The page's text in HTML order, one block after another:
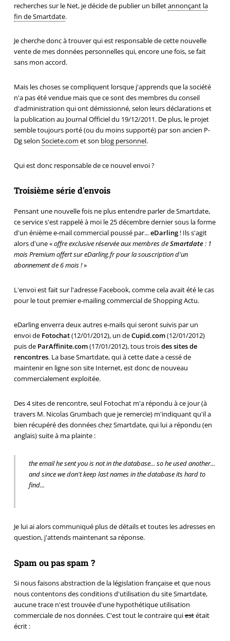
recherches sur le Net, je décide de publier un billetannonçant la
fin de Smartdate.
Je cherche donc à trouver qui est responsable de cette nouvelle
vente de mes données personnelles qui, encore une fois, se fait
sans mon accord.
Mais les choses se compliquent lorsque j'apprends que la société
n'a pas été vendue mais que ce sont des membres du conseil
d'administration qui ont démissionné, selon leurs déclarations et
la publication au Journal Officiel du 19/12/2011. De plus, le projet
semble toujours porté (ou du moins supporté) par son ancien P-
Dg selon Societe.com et son blog personnel.
Qui est donc responsable de ce nouvel envoi ?
Troisième série d'envois
Pensant une nouvelle fois ne plus entendre parler de Smartdate,
ce service s'est rappelé à moi le 25 décembre dernier sous la forme
d'un énième e-mail commercial poussé par...eDarling! Ils s'agit
alors d'une «offre exclusive réservée aux membres deSmartdate: 1
mois Premium offert sur eDarling.fr pour la souscription d'un
abonnement de 6 mois !»
L'envoi est fait sur l'adresse Facebook, comme cela avait été le cas
pour le tout premier e-mailing commercial de Shopping Actu.
eDarling enverra deux autres e-mails qui seront suivis par un
envoi de Fotochat(12/01/2012), un deCupid.com(12/01/2012)
puis de ParAffinite.com(17/01/2012), tous troisdes sites de
rencontres. La base Smartdate, qui à cette date a cessé de
maintenir en ligne son site Internet, est donc de nouveau
commercialement exploitée.
Des 4 sites de rencontre, seul Fotochat m'a répondu à ce jour (à
travers M. Nicolas Grumbach que je remercie) m'indiquant qu'il a
bien récupéré des données chez Smartdate, qui lui a répondu (en
anglais) suite à ma plainte :
the email he sent you is not in the database... so he used another...
and since we don't keep last names in the database its hard to
find...
Je lui ai alors communiqué plus de détails et toutes les adresses en
question, j'attends maintenant sa réponse.
Spam ou pas spam ?
Si nous faisons abstraction de la législation française et que nous
nous contentons des conditions d'utilisation du site Smartdate,
aucune trace n'est trouvée d'une hypothétique utilisation
commerciale de nos données. C'est tout le contraire quiestétait
écrit :